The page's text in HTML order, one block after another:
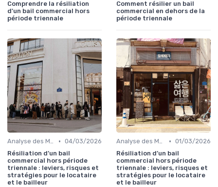
Comprendre la résiliation
d'un bail commercial hors
période triennale
Comment résilier un bail
commercial en dehors de la
période triennale
Analyse des Marchés Locaux et Globaux • 04/03/2026
Résiliation d’un bail
commercial hors période
triennale : leviers, risques et
stratégies pour le locataire
et le bailleur
Analyse des Marchés Locaux et Globaux • 01/03/2026
Résiliation d’un bail
commercial hors période
triennale : leviers, risques et
stratégies pour le locataire
et le bailleur